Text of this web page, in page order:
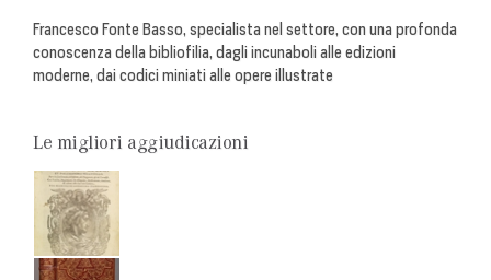
Francesco Fonte Basso, specialista nel settore, con una profonda
conoscenza della bibliofilia, dagli incunaboli alle edizioni
moderne, dai codici miniati alle opere illustrate
Le migliori aggiudicazioni